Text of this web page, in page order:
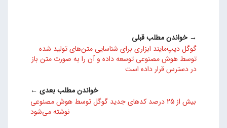
→ خواندن مطلب قبلی
گوگل دیپ‌مایند ابزاری برای شناسایی متن‌های تولید شده
توسط هوش مصنوعی توسعه داده و آن را به صورت متن باز
در دسترس قرار داده است
خواندن مطلب بعدی ←
بیش از 25 درصد کدهای جدید گوگل توسط هوش مصنوعی
نوشته می‌شود